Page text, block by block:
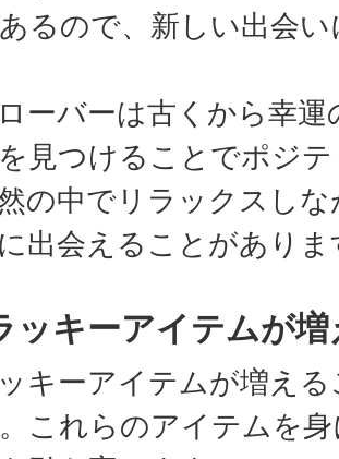
るので、新しい出会
ーバーは古くから幸
見つけることでポジ
の中でリラックスし
出会えることがありま
ッキーアイテムが
キーアイテムが増え
これらのアイテムを